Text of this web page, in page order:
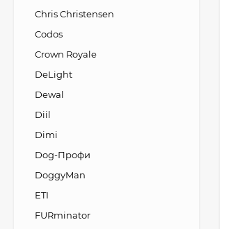
Chris Christensen
Codos
Crown Royale
DeLight
Dewal
Diil
Dimi
Dog-Профи
DoggyMan
ETI
FURminator